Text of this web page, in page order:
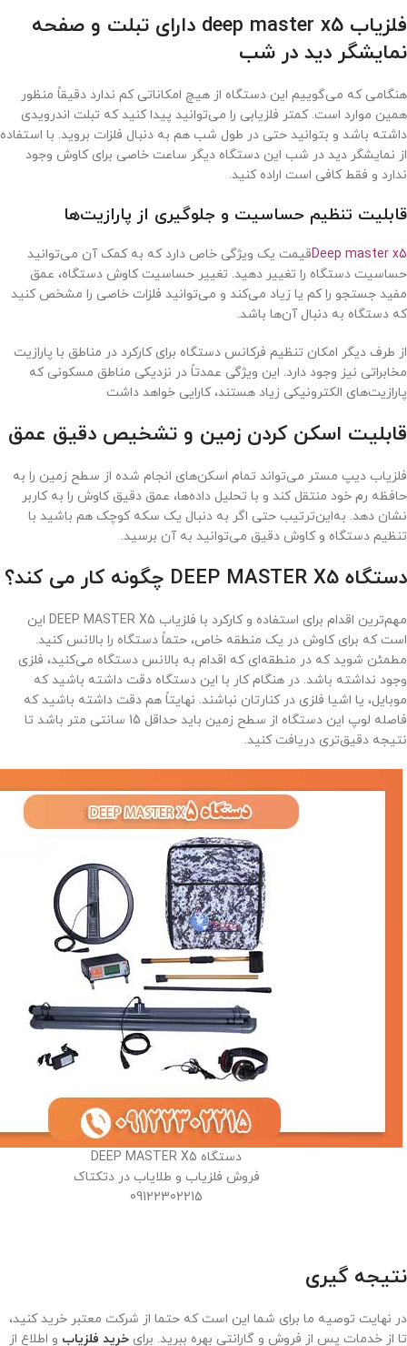
فلزیاب deep master x5 دارای تبلت و صفحه
نمایشگر دید در شب
هنگامی که می‌گوییم این دستگاه از هیچ امکاناتی کم ندارد دقیقاً منظور
همین موارد است. کمتر فلزیابی را می‌توانید پیدا کنید که تبلت اندرویدی
داشته باشد و بتوانید حتی در طول شب‌ هم به دنبال فلزات بروید. با استفاده
از نمایشگر دید در شب این دستگاه دیگر ساعت خاصی برای کاوش وجود
ندارد و فقط کافی است اراده کنید.
قابلیت تنظیم حساسیت و جلوگیری از پارازیت‌ها
Deep master x5قیمت یک ویژگی خاص دارد که به کمک آن می‌توانید
حساسیت دستگاه را تغییر دهید. تغییر حساسیت کاوش دستگاه، عمق
مفید جستجو را کم یا زیاد می‌کند و می‌توانید فلزات خاصی را مشخص کنید
که دستگاه به دنبال آن‌ها باشد.
از طرف دیگر امکان تنظیم فرکانس دستگاه برای کارکرد در مناطق با پارازیت
مخابراتی نیز وجود دارد. این ویژگی عمدتاً در نزدیکی مناطق مسکونی که
پارازیت‌های الکترونیکی زیاد هستند، کارایی خواهد داشت
قابلیت اسکن کردن زمین و تشخیص دقیق عمق
فلزیاب دیپ مستر می‌تواند تمام اسکن‌های انجام شده از سطح زمین را به
حافظه رم خود منتقل کند و با تحلیل داده‌ها، عمق دقیق کاوش را به کاربر
نشان دهد. به‌این‌ترتیب حتی اگر به دنبال یک سکه کوچک هم باشید با
تنظیم دستگاه و کاوش دقیق می‌توانید به آن برسید.
دستگاه DEEP MASTER X5 چگونه کار می‌ کند؟
مهم‌ترین اقدام برای استفاده و کارکرد با فلزیاب DEEP MASTER X5 این
است که برای کاوش در یک منطقه خاص، حتماً دستگاه را بالانس کنید.
مطمئن شوید که در منطقه‌ای که اقدام به بالانس دستگاه می‌کنید، فلزی
وجود نداشته باشد. در هنگام کار با این دستگاه دقت داشته باشید که
موبایل، یا اشیا فلزی در کنارتان نباشند. نهایتاً هم دقت داشته باشید که
فاصله لوپ این دستگاه از سطح زمین باید حداقل 15 سانتی متر باشد تا
نتیجه دقیق‌تری دریافت کنید.
دستگاه DEEP MASTER X5
فروش فلزیاب و طلایاب در دتکتاک
09122302215
نتیجه گیری
در نهایت توصیه ما برای شما این است که حتما از شرکت معتبر خرید کنید،
تا از خدمات پس از فروش و گارانتی بهره ببرید. برای خرید فلزیاب و اطلاع از